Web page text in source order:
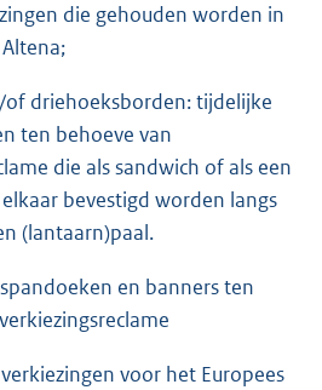
die gehouden worden in
driehoeksborden: tijdelijke
ten behoeve van
die als sandwich of als een
bevestigd worden langs
(lantaarn)paal.
en banners ten
voor het Europees